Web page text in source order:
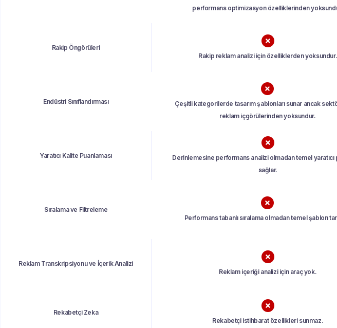
performans optimizasyon özelliklerinden
Rakip Öngörüleri

Rakip reklam analizi için özelliklerden yoksundur.
Endüstri Sınıflandırması

Çeşitli kategorilerde tasarım şablonları sunar ancak
reklam içgörülerinden yoksundur.
Yaratıcı Kalite Puanlaması

Derinlemesine performans analizi olmadan temel yaratıcı
sağlar.
Sıralama ve Filtreleme

Performans tabanlı sıralama olmadan temel şablon
Reklam Transkripsiyonu ve İçerik Analizi

Reklam içeriği analizi için araç yok.
Rekabetçi Zeka

Rekabetçi istihbarat özellikleri sunmaz.